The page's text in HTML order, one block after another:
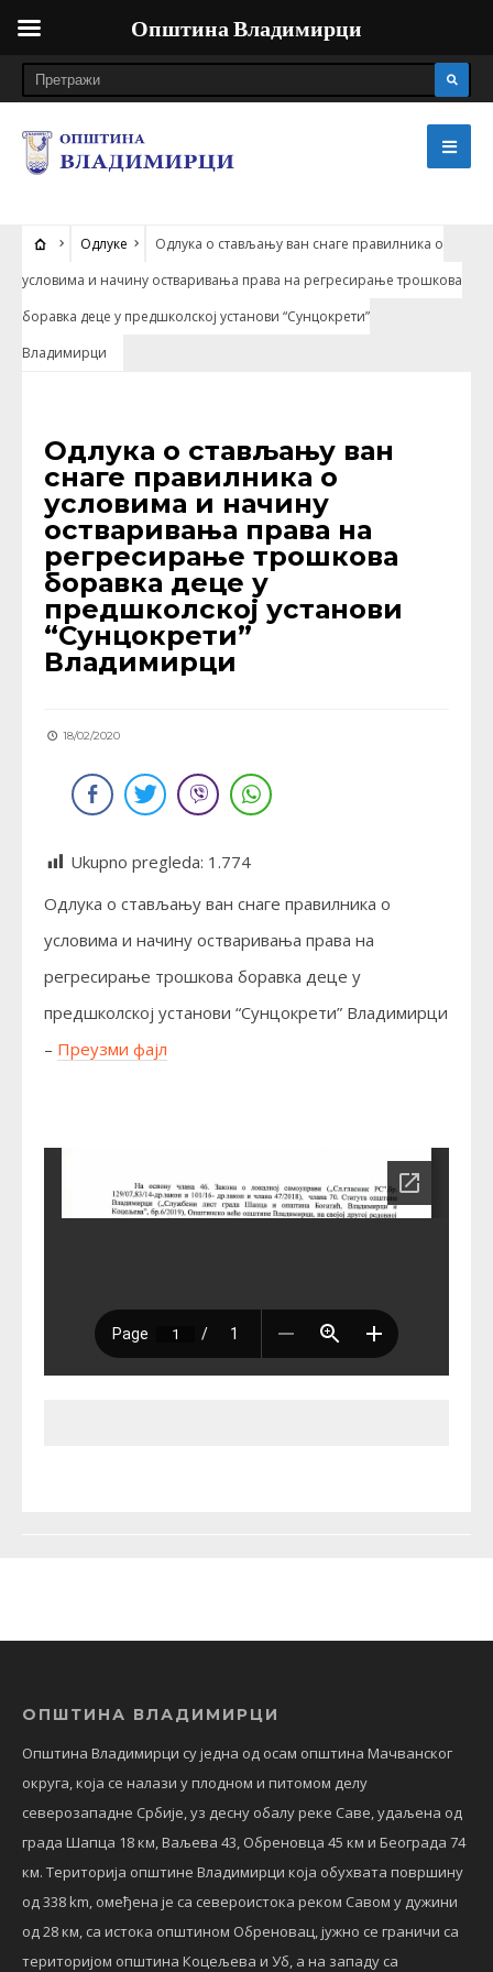
Одлуке
Одлука о стављању ван снаге правилника о
условима и начину остваривања права на регресирање трошкова
боравка деце у предшколској установи “Сунцокрети”
Владимирци
Одлука о стављању ван
снаге правилника о
условима и начину
остваривања права на
регресирање трошкова
боравка деце у
предшколској установи
“Сунцокрети”
Владимирци
18/02/2020
Ukupno pregleda: 1.774
Одлука о стављању ван снаге правилника о
условима и начину остваривања права на
регресирање трошкова боравка деце у
предшколској установи “Сунцокрети” Владимирци
– Преузми фајл
ОПШТИНА ВЛАДИМИРЦИ
Општина Владимирци су једна од осам општина Мачванског
округа, која се налази у плодном и питомом делу
северозападне Србије, уз десну обалу реке Саве, удаљена од
града Шапца 18 км, Ваљева 43, Обреновца 45 км и Београда 74
км. Територија општине Владимирци која обухвата површину
од 338 km, омеђена је са североистока реком Савом у дужини
од 28 км, са истока општином Обреновац, јужно се граничи са
територијом општина Коцељева и Уб, а на западу са
Општина Владимирци